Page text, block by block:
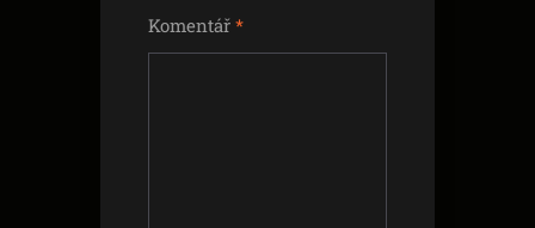
Komentář *